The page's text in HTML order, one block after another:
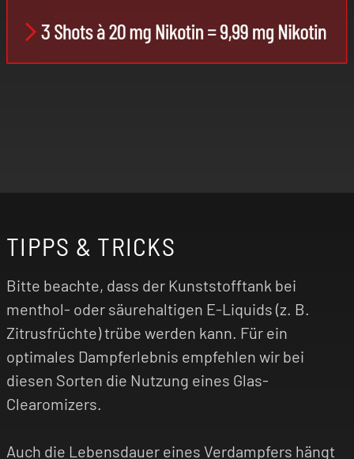
TIPPS & TRICKS
Bitte beachte, dass der Kunststofftank bei
menthol- oder säurehaltigen E-Liquids (z. B.
Zitrusfrüchte) trübe werden kann. Für ein
optimales Dampferlebnis empfehlen wir bei
diesen Sorten die Nutzung eines Glas-
Clearomizers.
Auch die Lebensdauer eines Verdampfers hängt